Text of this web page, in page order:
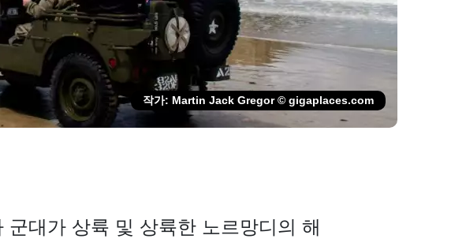
작가: Martin Jack Gregor © gigaplaces.com
대가 상륙 및 상륙한 노르망디의 해